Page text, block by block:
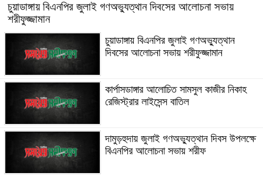
চুয়াডাঙ্গায় বিএনপির জুলাই গণঅভ্যুত্থান দিবসের আলোচনা সভায়
শরীফুজ্জামান
চুয়াডাঙ্গায় বিএনপির জুলাই গণঅভ্যুত্থান
দিবসের আলোচনা সভায় শরীফুজ্জামান
কার্পাসডাঙ্গার আলোচিত সামসুল কাজীর নিকাহ
রেজিস্ট্রার লাইসেন্স বাতিল
দামুড়হুদায় জুলাই গণঅভ্যুত্থান দিবস উপলক্ষে
বিএনপির আলোচনা সভায় শরীফ